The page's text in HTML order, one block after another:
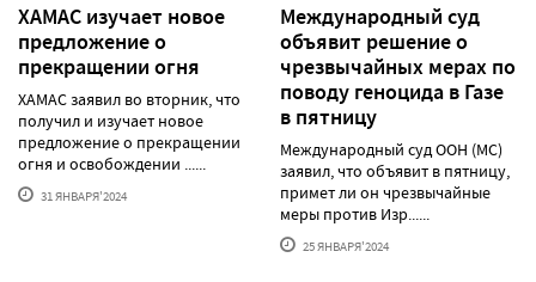
ХАМАС изучает новое
предложение о
прекращении огня
ХАМАС заявил во вторник, что
получил и изучает новое
предложение о прекращении
огня и освобождении ......
31 ЯНВАРЯ'2024
Международный суд
объявит решение о
чрезвычайных мерах по
поводу геноцида в Газе
в пятницу
Международный суд ООН (МС)
заявил, что объявит в пятницу,
примет ли он чрезвычайные
меры против Изр......
25 ЯНВАРЯ'2024